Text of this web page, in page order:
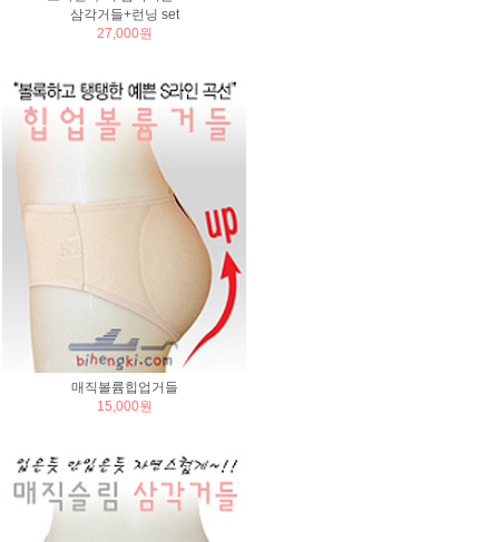
삼각거들+런닝 set
27,000원
매직볼륨힙업거들
15,000원